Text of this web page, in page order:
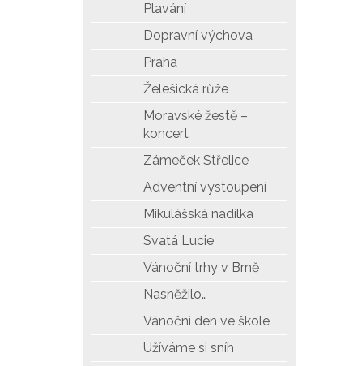
Plavání
Dopravní výchova
Praha
Želešická růže
Moravské žestě –
koncert
Zámeček Střelice
Adventní vystoupení
Mikulášská nadílka
Svatá Lucie
Vánoční trhy v Brně
Nasněžilo…
Vánoční den ve škole
Užíváme si sníh